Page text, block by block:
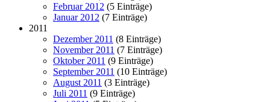
Februar 2012 (5 Einträge)
Januar 2012 (7 Einträge)
2011
Dezember 2011 (8 Einträge)
November 2011 (7 Einträge)
Oktober 2011 (9 Einträge)
September 2011 (10 Einträge)
August 2011 (3 Einträge)
Juli 2011 (9 Einträge)